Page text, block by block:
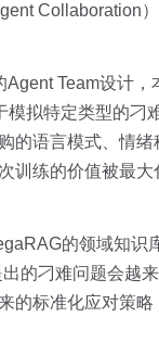
Collaboration
Team设计
模拟特定类型的刁
的语言模式、情
训练的价值被最
的领域知识
出的刁难问题会越
的标准化应对策略